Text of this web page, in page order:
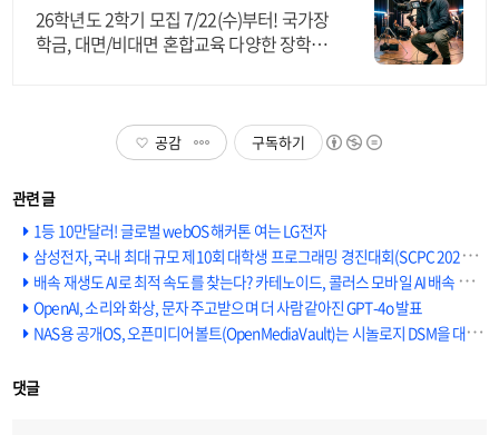
26학년도 2학기 모집 7/22(수)부터! 국가장
학금, 대면/비대면 혼합교육 다양한 장학혜
공감 구독하기
1등 10만달러! 글로벌 webOS 해커톤 여는 LG전자
삼성전자, 국내 최대 규모 제10회 대학생 프로그래밍 경진대회(SCPC 2024) 개최
배속 재생도 AI로 최적 속도를 찾는다? 카테노이드, 콜러스 모바일 AI 배속 서비스 출시
OpenAI, 소리와 화상, 문자 주고받으며 더 사람같아진 GPT-4o 발표
NAS용 공개OS, 오픈미디어볼트(OpenMediaVault)는 시놀로지 DSM을 대체할 수 있을까?
댓글